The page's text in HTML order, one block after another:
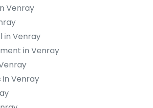
Venray
in Venray
in Venray
in Venray